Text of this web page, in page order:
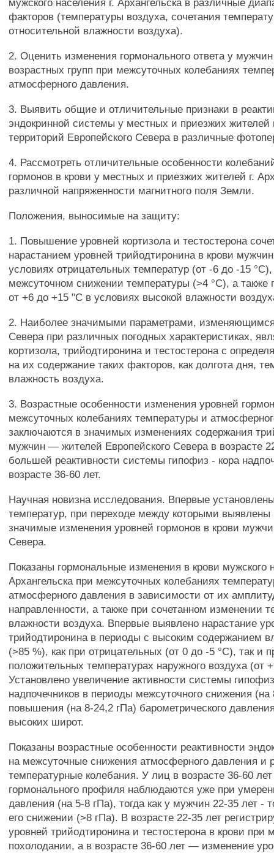
мужского населения г. Архангельска в различные
факторов (температуры воздуха, сочетания
относительной влажности воздуха).
2. Оценить изменения гормонального ответа у
возрастных групп при межсуточных колебаниях
атмосферного давления.
3. Выявить общие и отличительные признаки в
эндокринной системы у местных и приезжих жителей
территорий Европейского Севера в различные
4. Рассмотреть отличительные особенности
гормонов в крови у местных и приезжих жителей г.
различной напряженности магнитного поля Земли.
Положения, выносимые на защиту:
1. Повышение уровней кортизола и тестостерона
нарастанием уровней трийодтиронина в крови мужчин
условиях отрицательных температур (от -6 до -15
межсуточном снижении температуры (>4 °С), а также
от +6 до +15 "С в условиях высокой влажности
2. Наиболее значимыми параметрами,
Севера при различных погодных характеристиках,
кортизола, трийодтиронина и тестостерона с
на их содержание таких факторов, как долгота дня,
влажность воздуха.
3. Возрастные особенности изменения уровней
межсуточных колебаниях температуры и
заключаются в значимых изменениях содержания
мужчин — жителей Европейского Севера в возрасте
большей реактивности системы гипофиз - кора
возрасте 36-60 лет.
Научная новизна исследования. Впервые
температур, при переходе между которыми выявлены
значимые изменения уровней гормонов в крови
Севера.
Показаны гормональные изменения в крови мужского
Архангельска при межсуточных колебаниях
атмосферного давления в зависимости от их
направленности, а также при сочетанном изменении
влажности воздуха. Впервые выявлено нарастание
трийодтиронина в периоды с высоким содержанием
(>85 %), как при отрицательных (от 0 до -5 °С), так и
положительных температурах наружного воздуха (от
Установлено увеличение активности системы
надпочечников в периоды межсуточного снижения
повышения (на 8-24,2 гПа) барометрического
высоких широт.
Показаны возрастные особенности реактивности
на межсуточные снижения атмосферного давления и
температурные колебания. У лиц в возрасте 36-60
гормонального профиля наблюдаются уже при
давления (на 5-8 гПа), тогда как у мужчин 22-35 лет -
его снижении (>8 гПа). В возрасте 22-35 лет
уровней трийодтиронина и тестостерона в крови при
похолодании, а в возрасте 36-60 лет — изменение